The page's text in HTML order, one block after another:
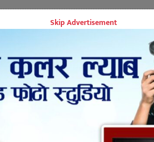
Skip Advertisement